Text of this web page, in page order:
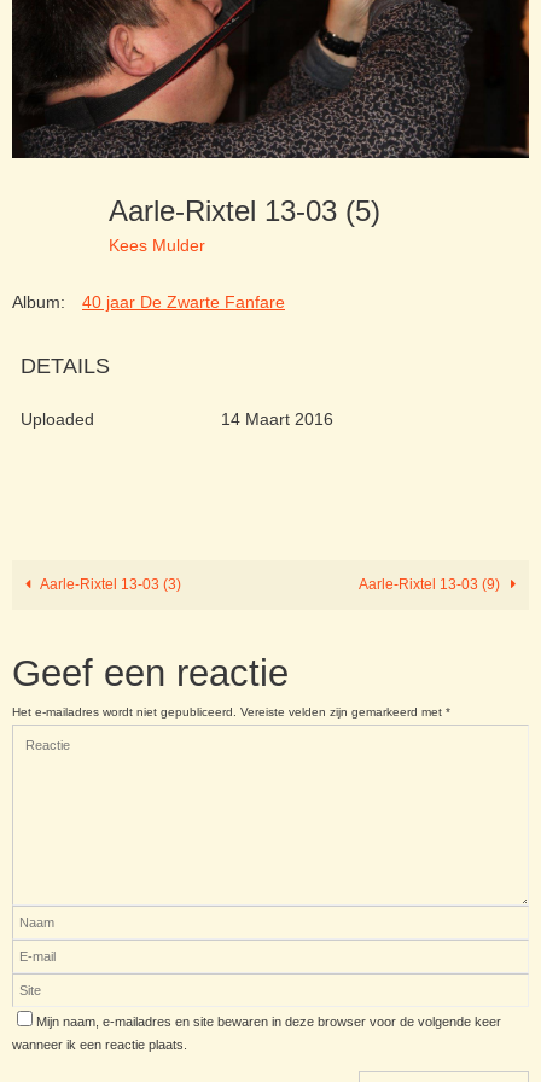
Aarle-Rixtel 13-03 (5)
Kees Mulder
Album: 40 jaar De Zwarte Fanfare
DETAILS
Uploaded 14 Maart 2016
Aarle-Rixtel 13-03 (3) Aarle-Rixtel 13-03 (9)
Geef een reactie
Het e-mailadres wordt niet gepubliceerd. Vereiste velden zijn gemarkeerd met *
Mijn naam, e-mailadres en site bewaren in deze browser voor de volgende keer
wanneer ik een reactie plaats.